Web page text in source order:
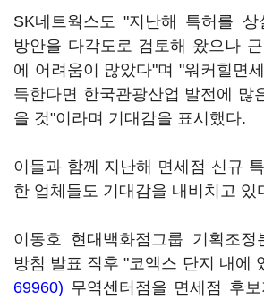
SK네트웍스도 "지난해 특허를
방안을 다각도로 검토해 왔으나
에 어려움이 많았다"며 "워커힐면
득한다면 한국관광산업 발전에 많
을 것"이라며 기대감을 표시했다.
이들과 함께 지난해 면세점 신규
한 업체들도 기대감을 내비치고 있
이동호 현대백화점그룹 기획조
방침 발표 직후 "코엑스 단지 내에
69960) 무역센터점을 면세점 후